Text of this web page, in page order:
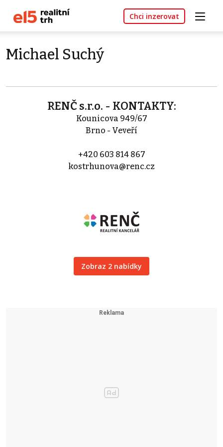
Chci inzerovat
Michael Suchý
RENČ s.r.o. - KONTAKTY:
Kounicova 949/67
Brno - Veveří
+420 603 814 867
kostrhunova@renc.cz
Zobraz 2 nabídky